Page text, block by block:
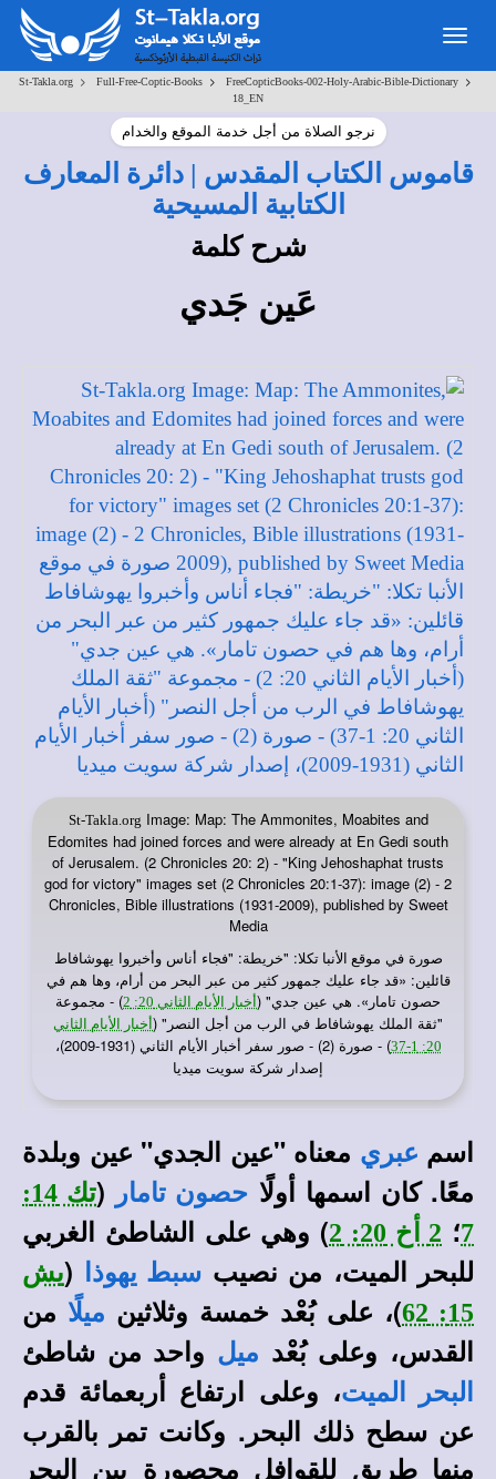
Toggle
navigation
St-Takla.org> Full-Free-Coptic-Books> FreeCopticBooks-002-Holy-Arabic-Bible-Dictionary>
18_EN
نرجو الصلاة من أجل خدمة الموقع والخدام
قاموس الكتاب المقدس | دائرة المعارف
الكتابية المسيحية
شرح كلمة
عَين جَدي
St-Takla.org Image: Map: The Ammonites, Moabites and
Edomites had joined forces and were already at En Gedi south
of Jerusalem. (2 Chronicles 20: 2) - "King Jehoshaphat trusts
god for victory" images set (2 Chronicles 20:1-37): image (2) - 2
Chronicles, Bible illustrations (1931-2009), published by Sweet
Media
صورة في موقع الأنبا تكلا: "خريطة: "فجاء أناس وأخبروا يهوشافاط
قائلين: «قد جاء عليك جمهور كثير من عبر البحر من أرام، وها هم في
حصون تامار». هي عين جدي" (أخبار الأيام الثاني 20: 2
) - مجموعة
"ثقة الملك يهوشافاط في الرب من أجل النصر" (أخبار الأيام الثاني
20: 1-37
) - صورة (2) - صور سفر أخبار الأيام الثاني (1931-2009)،
إصدار شركة سويت ميديا
اسم عبري معناه "عين الجدي" عين وبلدة
معًا. كان اسمها أولًا حصون تامار (
تك 14:
7؛ 2 أخ 20: 2
) وهي على الشاطئ الغربي
للبحر الميت، من نصيب سبط يهوذا (يش
15: 62
)، على بُعْد خمسة وثلاثين ميلًا من
القدس، وعلى بُعْد ميل واحد من شاطئ
البحر الميت، وعلى ارتفاع أربعمائة قدم
عن سطح ذلك البحر. وكانت تمر بالقرب
منها طريق للقوافل محصورة بين البحر